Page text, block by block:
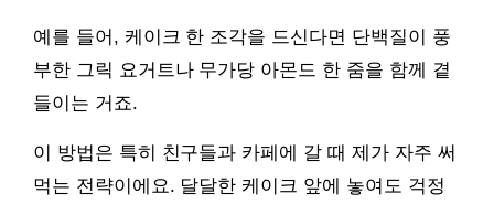
예를 들어, 케이크 한 조각을 드신다면 단백질이 풍
부한 그릭 요거트나 무가당 아몬드 한 줌을 함께 곁
들이는 거죠.
이 방법은 특히 친구들과 카페에 갈 때 제가 자주 써
먹는 전략이에요. 달달한 케이크 앞에 놓여도 걱정